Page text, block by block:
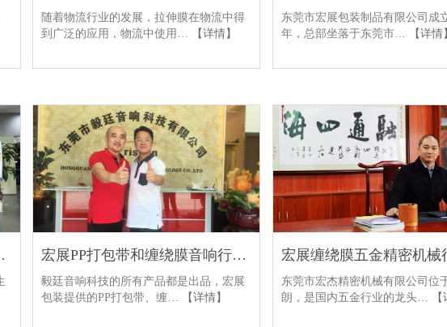
随着物流行业的发展，拉伸膜在物流中得
到广泛的应用，物流中使用…
【详情】
东莞市宏展包装制品有限公司成
年，总部坐落于东莞市…
【详情
方案 宏展PP打包带和缠绕膜音响行业解决方案
毅廷音响科技的所有产品都是出品，宏展
包装提供的PP打包带、缠…
【详情】
东莞市宏杰精密机械有限公司位
朗，是国内五金行业的龙头…